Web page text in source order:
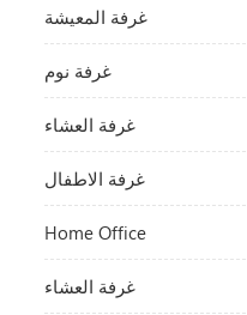
غرفة المعيشة
غرفة نوم
غرفة العشاء
غرفة الاطفال
Home Office
غرفة العشاء